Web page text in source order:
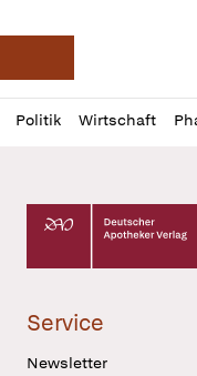
Deutsche
Politik Wirtschaft
Profil
öffnen
Daz
Pur
Deutscher
Service
Newsletter